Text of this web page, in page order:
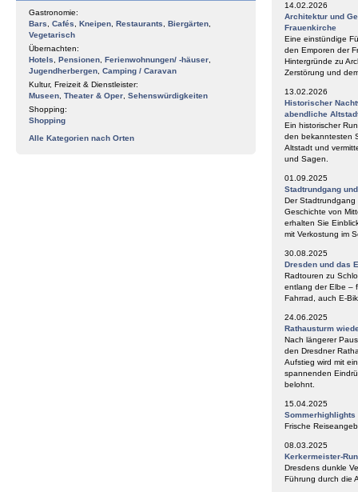
Gastronomie:
Bars
Cafés Kneipen Restaurants Biergärten
Vegetarisch
Übernachten:
Hotels
Pensionen Ferienwohnungen/ -häuser
Jugendherbergen Camping / Caravan
Kultur, Freizeit & Dienstleister:
Museen Theater & Oper Sehenswürdigkeiten
Shopping:
Shopping
Alle Kategorien nach Orten
14.02.2026
Architektur und
Frauenkirche
Eine einstündige
den Emporen der
Hintergründe zu
Zerstörung und
13.02.2026
Historischer
abendliche
Ein historischer
den bekanntesten
Altstadt und
und Sagen.
01.09.2025
Stadtrundgang
Der Stadtrundgang
Geschichte von
erhalten Sie
mit Verkostung im
30.08.2025
Dresden und das
Radtouren zu
entlang der Elbe –
Fahrrad, auch E-
24.06.2025
Rathausturm
Nach längerer
den Dresdner
Aufstieg wird mit
spannenden
belohnt.
15.04.2025
Sommerhighlights
Frische
08.03.2025
Kerkermeister-
Dresdens dunkle
Führung durch die